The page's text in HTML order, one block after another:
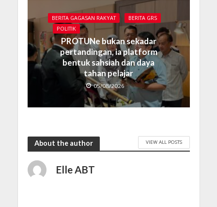
BERITA GAGASAN RAKYAT
BERITA GRS
POLITIK
PROTUNe bukan sekadar
pertandingan, ia platform
bentuk sahsiah dan daya
tahan pelajar
05/08/2026
About the author VIEW ALL POSTS
Elle ABT